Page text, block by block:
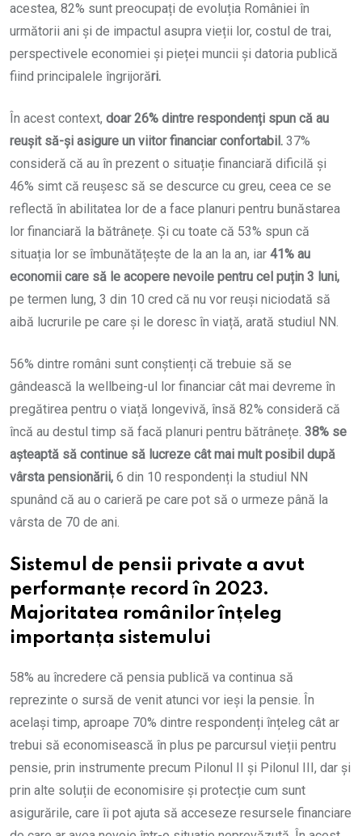
acestea, 82% sunt preocupați de evoluția României în
următorii ani și de impactul asupra vieții lor, costul de trai,
perspectivele economiei și pieței muncii și datoria publică
fiind principalele îngrijorări.
În acest context, doar 26% dintre respondenți spun că au
reușit să-și asigure un viitor financiar confortabil. 37%
consideră că au în prezent o situație financiară dificilă și
46% simt că reușesc să se descurce cu greu, ceea ce se
reflectă în abilitatea lor de a face planuri pentru bunăstarea
lor financiară la bătrânețe. Și cu toate că 53% spun că
situația lor se îmbunătățește de la an la an, iar 41% au
economii care să le acopere nevoile pentru cel puțin 3 luni,
pe termen lung, 3 din 10 cred că nu vor reuși niciodată să
aibă lucrurile pe care și le doresc în viață, arată studiul NN.
56% dintre români sunt conștienți că trebuie să se
gândească la wellbeing-ul lor financiar cât mai devreme în
pregătirea pentru o viață longevivă, însă 82% consideră că
încă au destul timp să facă planuri pentru bătrânețe. 38% se
așteaptă să continue să lucreze cât mai mult posibil după
vârsta pensionării, 6 din 10 respondenți la studiul NN
spunând că au o carieră pe care pot să o urmeze până la
vârsta de 70 de ani.
Sistemul de pensii private a avut
performanțe record în 2023.
Majoritatea românilor înțeleg
importanța sistemului
58% au încredere că pensia publică va continua să
reprezinte o sursă de venit atunci vor ieși la pensie. În
același timp, aproape 70% dintre respondenți înțeleg cât ar
trebui să economisească în plus pe parcursul vieții pentru
pensie, prin instrumente precum Pilonul II și Pilonul III, dar și
prin alte soluții de economisire și protecție cum sunt
asigurările, care îi pot ajuta să acceseze resursele financiare